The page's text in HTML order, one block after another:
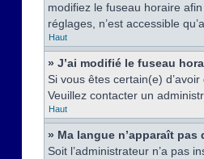
modifiez le fuseau horaire
réglages, n’est accessible
Haut
» J’ai modifié le fuseau
Si vous êtes certain(e)
Veuillez contacter un
Haut
» Ma langue n’apparaît pas
Soit l’administrateur n’a pas